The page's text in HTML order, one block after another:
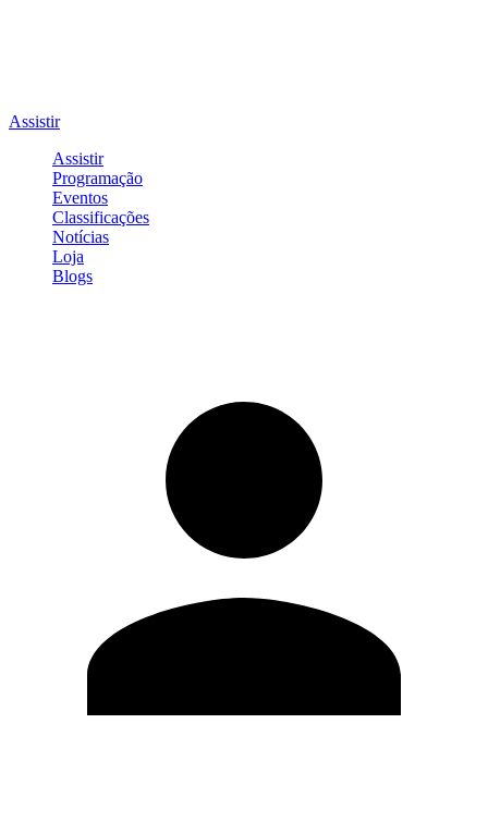
Assistir
Assistir
Programação
Eventos
Classificações
Notícias
Loja
Blogs